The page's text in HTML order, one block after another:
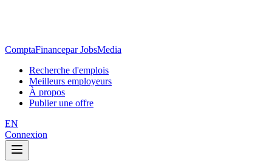
ComptaFinancepar JobsMedia
Recherche d'emplois
Meilleurs employeurs
À propos
Publier une offre
EN
Connexion